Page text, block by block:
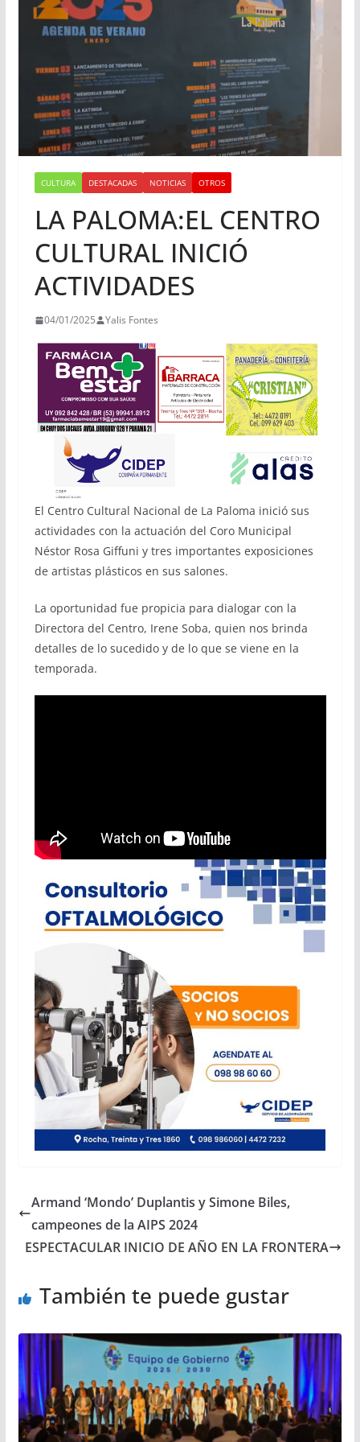
CULTURA DESTACADAS NOTICIAS OTROS
LA PALOMA:EL CENTRO
CULTURAL INICIÓ
ACTIVIDADES
04/01/2025 Yalis Fontes
El Centro Cultural Nacional de La Paloma inició sus
actividades con la actuación del Coro Municipal
Néstor Rosa Giffuni y tres importantes exposiciones
de artistas plásticos en sus salones.
La oportunidad fue propicia para dialogar con la
Directora del Centro, Irene Soba, quien nos brinda
detalles de lo sucedido y de lo que se viene en la
temporada.
Armand ‘Mondo’ Duplantis y Simone Biles,
campeones de la AIPS 2024
ESPECTACULAR INICIO DE AÑO EN LA FRONTERA
También te puede gustar